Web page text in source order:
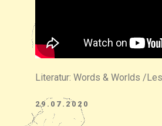
Literatur: Words & Worlds /
29.07.2020